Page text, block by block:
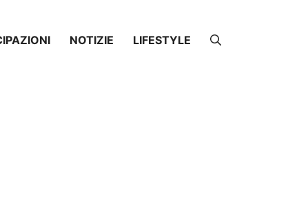
NOTIZIE LIFESTYLE